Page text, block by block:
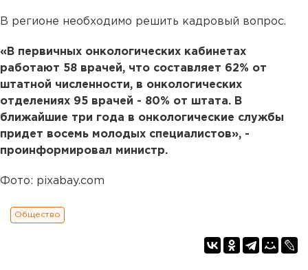
В регионе необходимо решить кадровый вопрос.
«В первичных онкологических кабинетах
работают 58 врачей, что составляет 62% от
штатной численности, в онкологических
отделениях 95 врачей - 80% от штата. В
ближайшие три года в онкологические службы
придет восемь молодых специалистов», -
проинформировал министр.
Фото: pixabay.com
Общество